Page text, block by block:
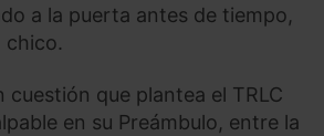
a la puerta antes de tiempo,
chico.
cuestión que plantea el TRLC
en su Preámbulo, entre la